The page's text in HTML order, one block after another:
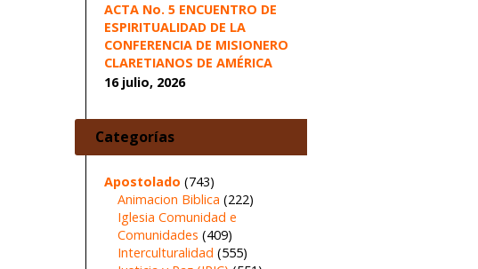
ACTA No. 5 ENCUENTRO DE
ESPIRITUALIDAD DE LA
CONFERENCIA DE MISIONERO
CLARETIANOS DE AMÉRICA
16 julio, 2026
Categorías
Apostolado (743)
Animacion Biblica (222)
Iglesia Comunidad e
Comunidades (409)
Interculturalidad (555)